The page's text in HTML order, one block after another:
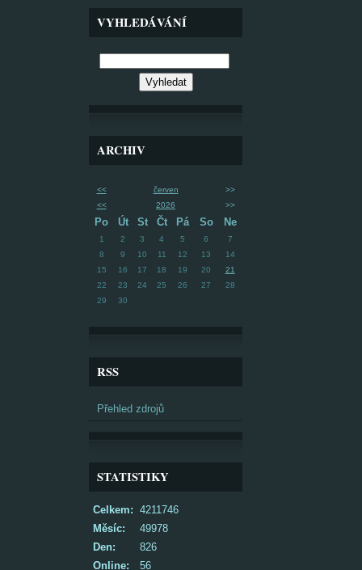
VYHLEDÁVÁNÍ
ARCHIV
<< červen
>>
<<
2026 >>
Po Út St Čt Pá So Ne
1 2 3 4 5 6
7
8
9 10 11 12 13
14
15
16 17 18 19 20
21
22
23 24 25 26 27
28
29
30
RSS
Přehled zdrojů
STATISTIKY
Online: 56
Celkem: 4211746
Měsíc:
49978
Den:
826